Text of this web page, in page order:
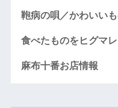
鞄病の唄／かわいいも
食べたものをヒグマ
麻布十番お店情報